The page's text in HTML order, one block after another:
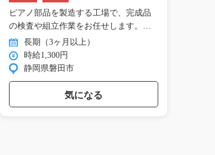
ピアノ部品を製造する工場で、完成品
の検査や組立作業をお任せします。
目… 長期（3ヶ月以上）
時給1,300円
静岡県磐田市
気になる